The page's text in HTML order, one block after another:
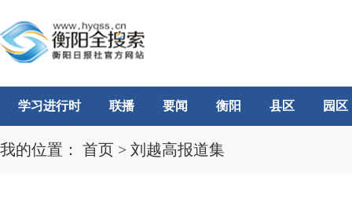
学习进行时 联播 要闻 衡阳 县区 园区
我的位置： 首页 > 刘越高报道集